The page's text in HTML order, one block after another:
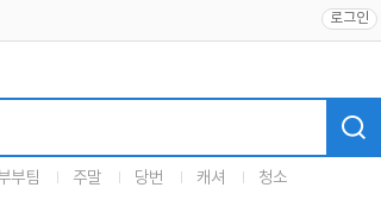
로그인
부팀 주말 당번 캐셔 청소